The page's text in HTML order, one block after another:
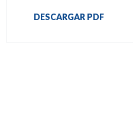
DESCARGAR PDF